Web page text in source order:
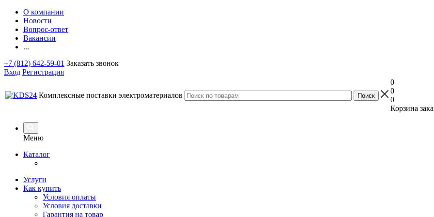
О компании
Новости
Вопрос-ответ
Вакансии
...
+7 (812) 642-59-01 Заказать звонок
Вход Регистрация
Комплексные поставки электроматериалов
0
0
0
Корзина
Меню
Каталог
Услуги
Как купить
Условия оплаты
Условия доставки
Гарантия на товар